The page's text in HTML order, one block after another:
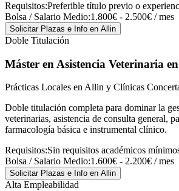
Requisitos:Preferible título previo o
Bolsa / Salario Medio:1.800€ - 2.500€ / mes
Solicitar Plazas e Info en Allin
Doble Titulación
Máster en Asistencia Veterinaria
Prácticas Locales en Allin y Clínicas
Doble titulación completa para dominar la
veterinarias, asistencia de consulta general,
farmacología básica e instrumental clínico.
Requisitos:Sin requisitos académicos
Bolsa / Salario Medio:1.600€ - 2.200€ / mes
Solicitar Plazas e Info en Allin
Alta Empleabilidad